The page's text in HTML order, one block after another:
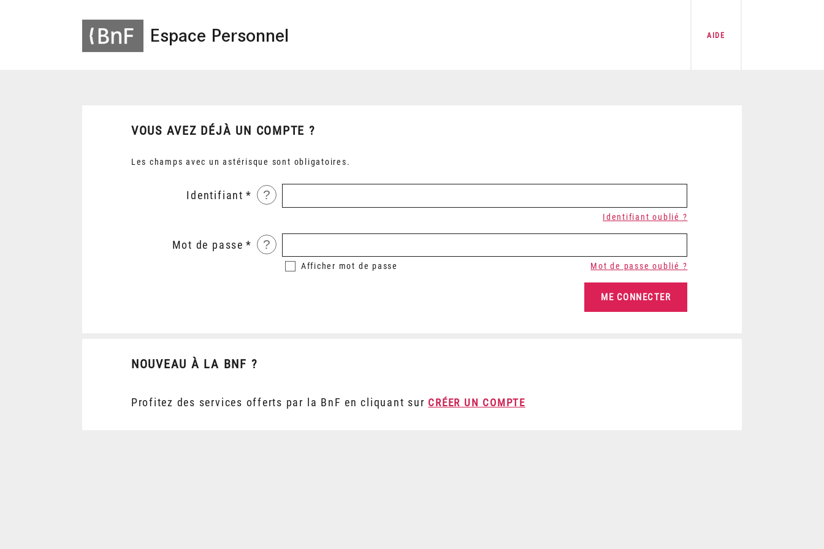
Espace Personnel AIDE
VOUS AVEZ DÉJÀ UN COMPTE ?
Les champs avec un astérisque sont obligatoires.
Identifiant ?
Identifiant oublié ?
Mot de passe ?
Afficher mot de passe Mot de passe oublié ?
NOUVEAU À LA BNF ?
Profitez des services offerts par la BnF en cliquant sur CRÉER UN COMPTE